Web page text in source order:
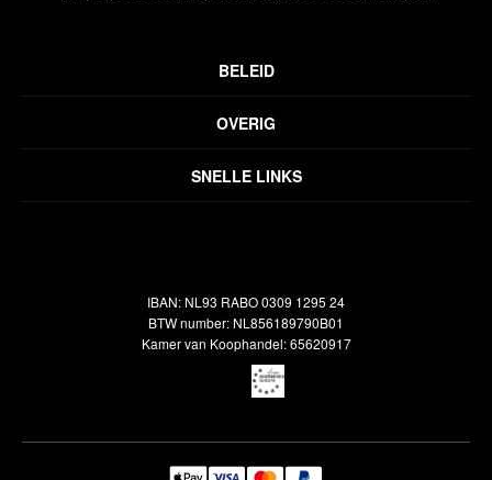
SNELLE LINKS
OVERIG
Veelgestelde vragen
BELEID
Verzendbeleid
IBAN: NL93 RABO 0309 1295 24
BTW number: NL856189790B01
Kamer van Koophandel: 65620917